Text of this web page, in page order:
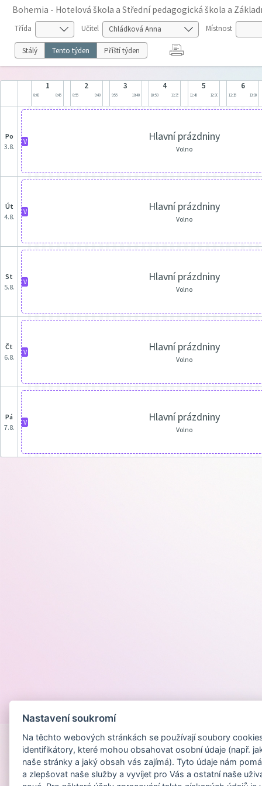
Bohemia - Hotelová škola a Střední pedagogická škola a
Třída Učitel Místnost
Stálý Tento týden Příští týden
1
8:00 8:45
2
8:55 9:40
3
9:55 10:40
4
10:50 11:35
5
11:45 12:30
6
12:15 13:00
po
3.8.
V Hlavní prázdniny
Volno
út
4.8.
V Hlavní prázdniny
Volno
st
5.8.
V Hlavní prázdniny
Volno
čt
6.8.
V Hlavní prázdniny
Volno
pá
7.8.
V Hlavní prázdniny
Volno
Nastavení soukromí
Na těchto webových stránkách se používají soubory
identifikátory, které mohou obsahovat osobní údaje (např.
naše stránky a jaký obsah vás zajímá). Tyto údaje nám
a zlepšovat naše služby a vyvíjet pro Vás a ostatní naše